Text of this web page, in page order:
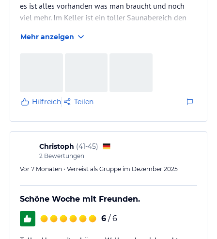
es ist alles vorhanden was man braucht und noch
viel mehr. Im Keller ist ein toller Saunabereich den
Fahrrädern, Kinderwagen Fahrradträger ect.... kann
Hauptstraße.
Mehr anzeigen
Hilfreich Teilen
Christoph (41-45)
2 Bewertungen
Vor 7 Monaten • Verreist als Gruppe im Dezember 2025
Schöne Woche mit Freunden.
6 / 6